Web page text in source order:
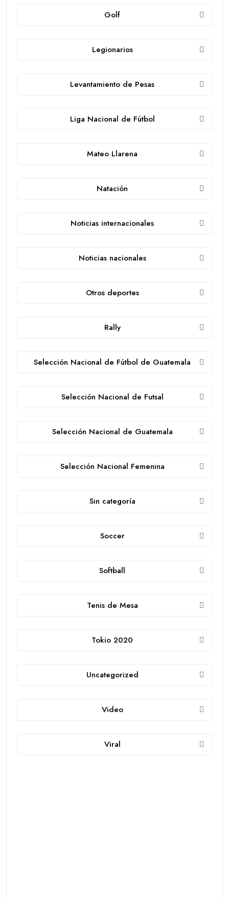
Golf
Legionarios
Levantamiento de Pesas
Liga Nacional de Fútbol
Mateo Llarena
Natación
Noticias internacionales
Noticias nacionales
Otros deportes
Rally
Selección Nacional de Fútbol de Guatemala
Selección Nacional de Futsal
Selección Nacional de Guatemala
Selección Nacional Femenina
Sin categoría
Soccer
Softball
Tenis de Mesa
Tokio 2020
Uncategorized
Video
Viral